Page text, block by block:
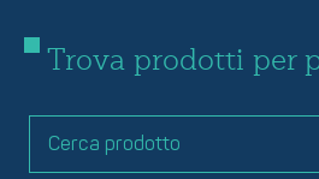
Trova prodotti per